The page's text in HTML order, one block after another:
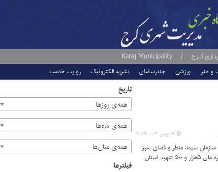
و هنر ورزشی چندرسانه‌ای نشریه الکترونیک روایت خدمت
سازمان سیما، منظر و فضای سبز
شهری شهرداری کرج گفت: توجه ویژه مدیریت شهری کرج به برنامه‌های کنگره ملی ۵هزار و ۵۰۰ شهید استان
۱۶ بهمن ۰۳ - ۱۰:۱۹
تاریخ
همه‌ی روزها
همه‌ی ماه‌ها
همه‌ی سال‌ها
فیلترها